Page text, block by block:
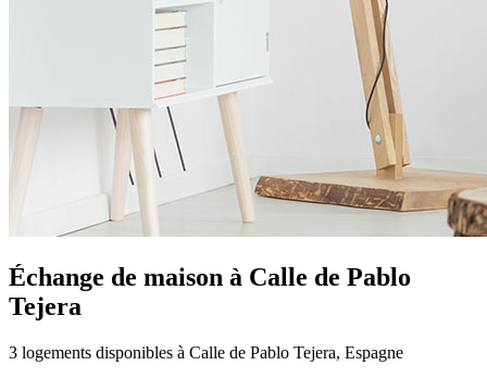
Échange de maison à Calle de Pablo
Tejera
3 logements disponibles à Calle de Pablo Tejera, Espagne